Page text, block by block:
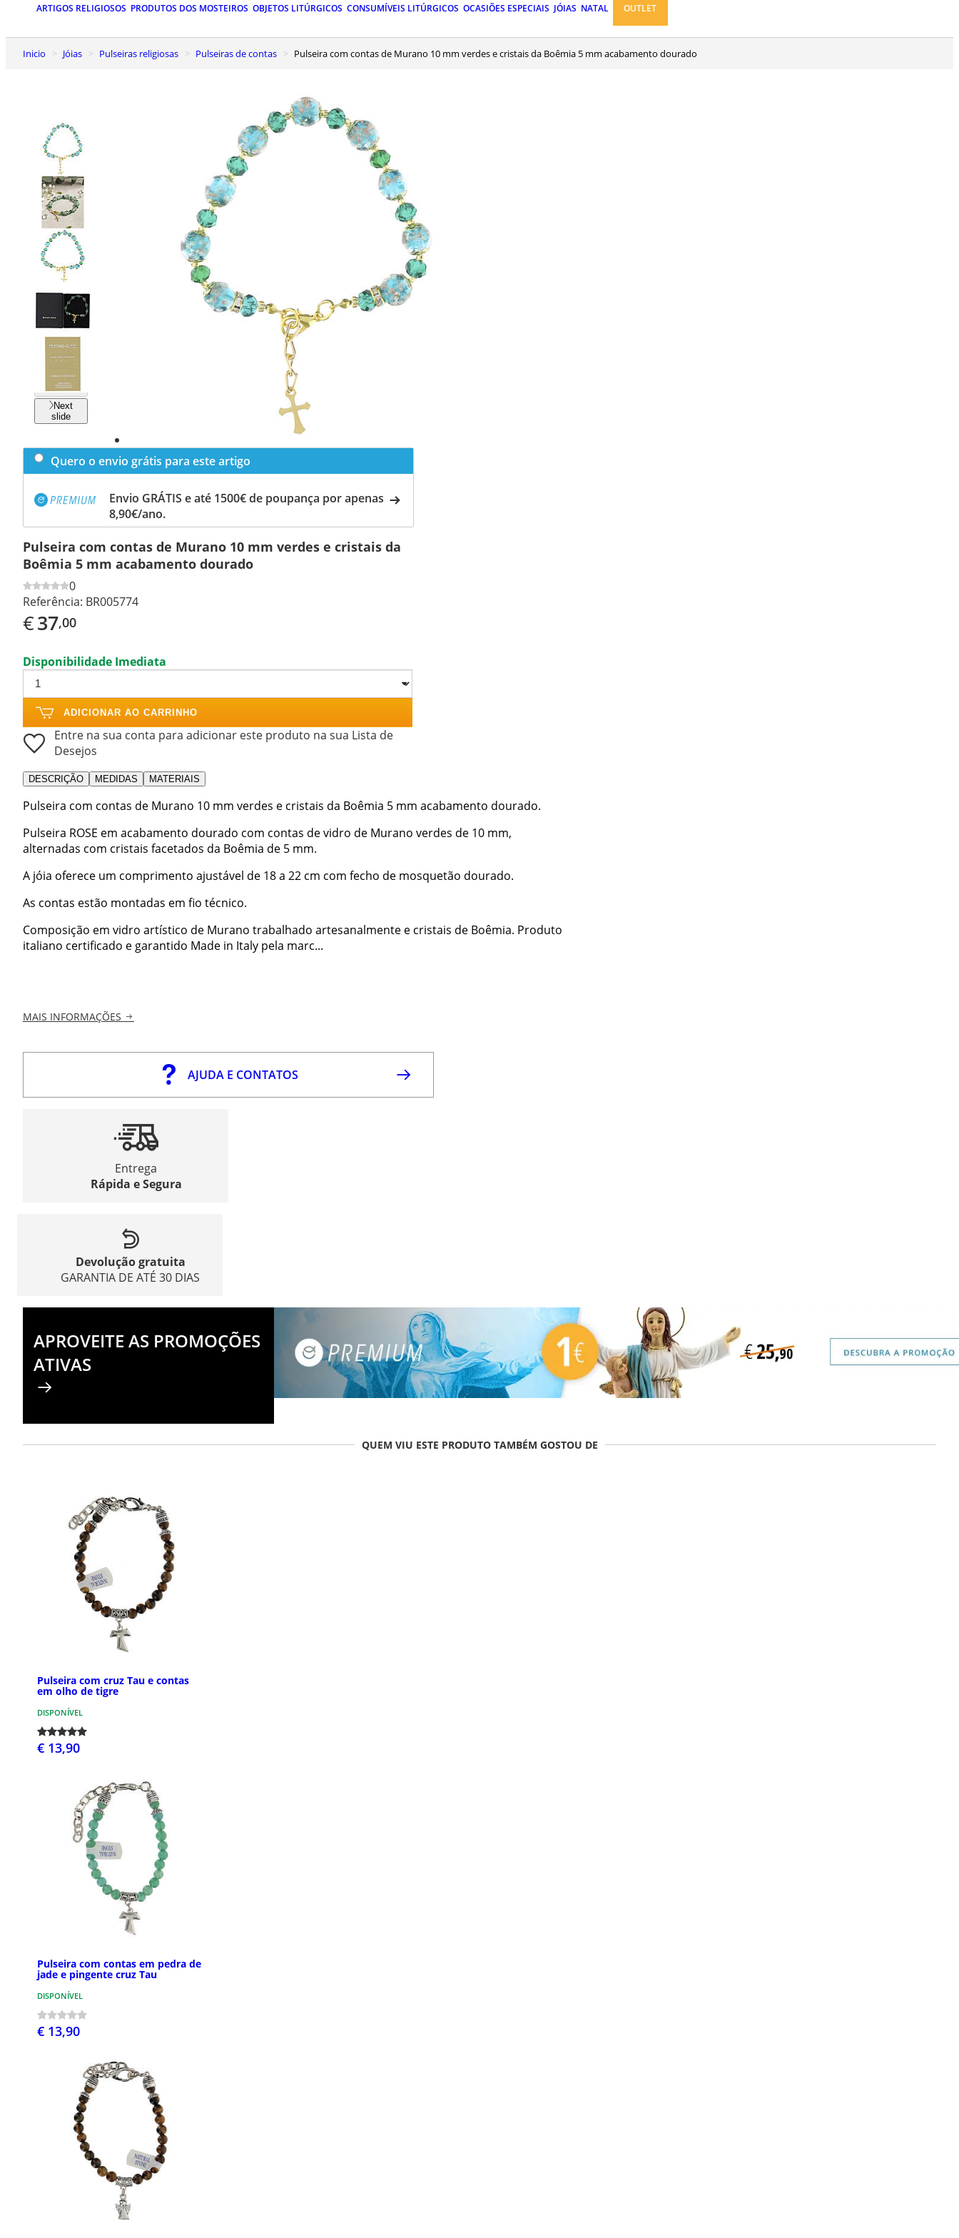
ARTIGOS RELIGIOSOS PRODUTOS DOS MOSTEIROS OBJETOS LITÚRGICOS CONSUMÍVEIS LITÚRGICOS OCASIÕES ESPECIAIS JÓIAS NATAL OUTLET
Inicio Jóias Pulseiras religiosas Pulseiras de contas Pulseira com contas de Murano 10 mm verdes e cristais da Boêmia 5 mm acabamento dourado
Previous
slide
Next
slide
Quero o envio grátis para este artigo
Envio GRÁTIS e até 1500€ de poupança por apenas
8,90€/ano.
Pulseira com contas de Murano 10 mm verdes e cristais da
Boêmia 5 mm acabamento dourado
0
Referência: BR005774
€37,00
Disponibilidade Imediata
ADICIONAR AO CARRINHO
Entre na sua conta para adicionar este produto na sua Lista de
Desejos
DESCRIÇÃO MEDIDAS MATERIAIS
Pulseira com contas de Murano 10 mm verdes e cristais da Boêmia 5 mm acabamento dourado.
Pulseira ROSE em acabamento dourado com contas de vidro de Murano verdes de 10 mm,
alternadas com cristais facetados da Boêmia de 5 mm.
A jóia oferece um comprimento ajustável de 18 a 22 cm com fecho de mosquetão dourado.
As contas estão montadas em fio técnico.
Composição em vidro artístico de Murano trabalhado artesanalmente e cristais de Boêmia. Produto
italiano certificado e garantido Made in Italy pela marc...
MAIS INFORMAÇÕES
AJUDA E CONTATOS
Entrega
Rápida e Segura
Devolução gratuita
GARANTIA DE ATÉ 30 DIAS
APROVEITE AS PROMOÇÕES
ATIVAS
QUEM VIU ESTE PRODUTO TAMBÉM GOSTOU DE
Pulseira com cruz Tau e contas
em olho de tigre
DISPONÍVEL
€ 13,90
Pulseira com contas em pedra de
jade e pingente cruz Tau
DISPONÍVEL
€ 13,90